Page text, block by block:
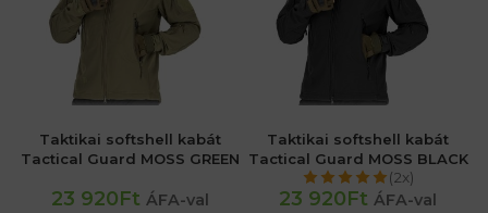
Taktikai softshell kabát
Tactical Guard MOSS GREEN
23 920Ft ÁFA-val
Taktikai softshell kabát
Tactical Guard MOSS BLACK
(2x)
23 920Ft ÁFA-val